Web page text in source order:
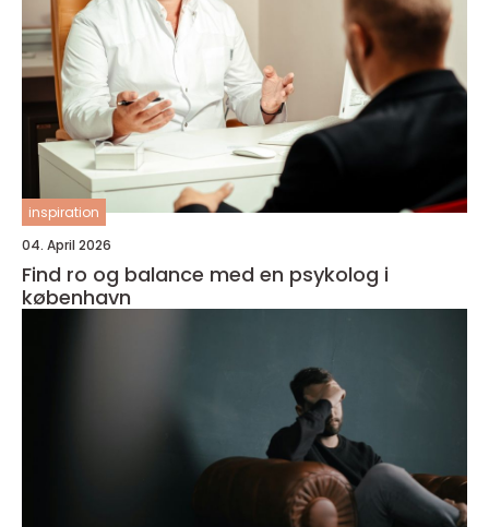
inspiration
04. April 2026
Find ro og balance med en psykolog i
københavn